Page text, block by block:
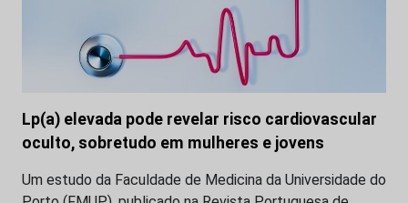
Lp(a) elevada pode revelar risco cardiovascular
oculto, sobretudo em mulheres e jovens
Um estudo da Faculdade de Medicina da Universidade do